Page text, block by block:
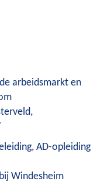
arbeidsmarkt en
AD-opleiding
Windesheim